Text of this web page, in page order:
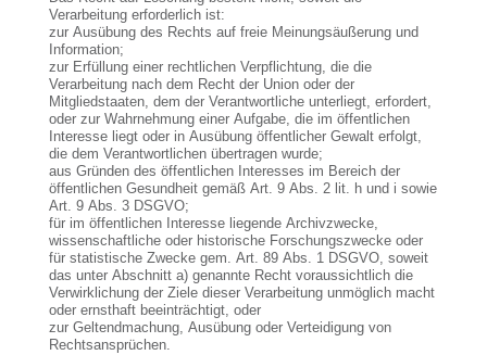
Verarbeitung erforderlich ist:
zur Ausübung des Rechts auf freie Meinungsäußerung und
Information;
zur Erfüllung einer rechtlichen Verpflichtung, die die
Verarbeitung nach dem Recht der Union oder der
Mitgliedstaaten, dem der Verantwortliche unterliegt, erfordert,
oder zur Wahrnehmung einer Aufgabe, die im öffentlichen
Interesse liegt oder in Ausübung öffentlicher Gewalt erfolgt,
die dem Verantwortlichen übertragen wurde;
aus Gründen des öffentlichen Interesses im Bereich der
öffentlichen Gesundheit gemäß Art. 9 Abs. 2 lit. h und i sowie
Art. 9 Abs. 3 DSGVO;
für im öffentlichen Interesse liegende Archivzwecke,
wissenschaftliche oder historische Forschungszwecke oder
für statistische Zwecke gem. Art. 89 Abs. 1 DSGVO, soweit
das unter Abschnitt a) genannte Recht voraussichtlich die
Verwirklichung der Ziele dieser Verarbeitung unmöglich macht
oder ernsthaft beeinträchtigt, oder
zur Geltendmachung, Ausübung oder Verteidigung von
Rechtsansprüchen.